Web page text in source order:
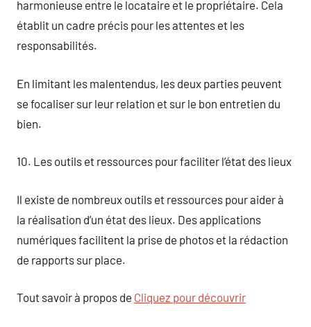
harmonieuse entre le locataire et le propriétaire. Cela
établit un cadre précis pour les attentes et les
responsabilités.
En limitant les malentendus, les deux parties peuvent
se focaliser sur leur relation et sur le bon entretien du
bien.
10. Les outils et ressources pour faciliter l’état des lieux
Il existe de nombreux outils et ressources pour aider à
la réalisation d’un état des lieux. Des applications
numériques facilitent la prise de photos et la rédaction
de rapports sur place.
Tout savoir à propos de Cliquez pour découvrir